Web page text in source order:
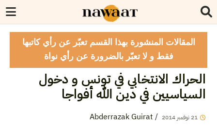
المقالات المنشورة بهذا القسم تعبّر عن رأي كاتبها
فقط و لا تعبّر بالضرورة عن رأي نواة
الحراك الانتخابي في تونس و دخول
السياسيين في دين الله أفواجا
21 نوفمبر 2014
/
Abderrazak Guirat